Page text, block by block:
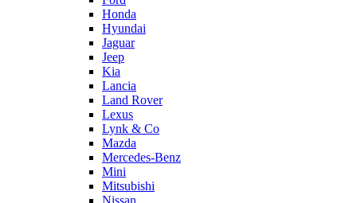
Honda
Hyundai
Jaguar
Jeep
Kia
Lancia
Land Rover
Lexus
Lynk & Co
Mazda
Mercedes-Benz
Mini
Mitsubishi
Nissan